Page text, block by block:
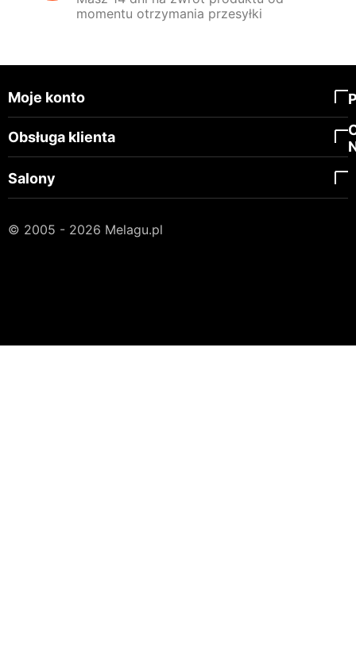
momentu otrzymania przesyłki
Moje konto
Obsługa klienta
Salony
© 2005 - 2026 Melagu.pl